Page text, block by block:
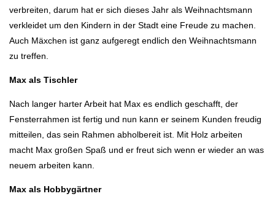
verbreiten, darum hat er sich dieses Jahr als Weihnachtsmann
verkleidet um den Kindern in der Stadt eine Freude zu machen.
Auch Mäxchen ist ganz aufgeregt endlich den Weihnachtsmann
zu treffen.
Max als Tischler
Nach langer harter Arbeit hat Max es endlich geschafft, der
Fensterrahmen ist fertig und nun kann er seinem Kunden freudig
mitteilen, das sein Rahmen abholbereit ist. Mit Holz arbeiten
macht Max großen Spaß und er freut sich wenn er wieder an was
neuem arbeiten kann.
Max als Hobbygärtner